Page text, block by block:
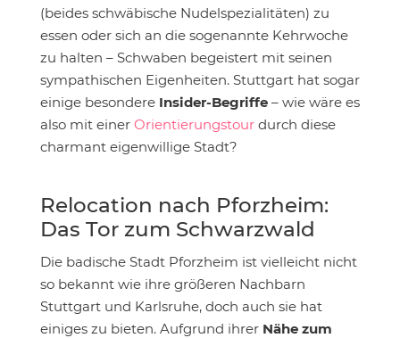
(beides schwäbische Nudelspezialitäten) zu
essen oder sich an die sogenannte Kehrwoche
zu halten – Schwaben begeistert mit seinen
sympathischen Eigenheiten. Stuttgart hat sogar
einige besondere Insider-Begriffe– wie wäre es
also mit einer Orientierungstourdurch diese
charmant eigenwillige Stadt?
Relocation nach Pforzheim:
Das Tor zum Schwarzwald
Die badische Stadt Pforzheim ist vielleicht nicht
so bekannt wie ihre größeren Nachbarn
Stuttgart und Karlsruhe, doch auch sie hat
einiges zu bieten. Aufgrund ihrer Nähe zum